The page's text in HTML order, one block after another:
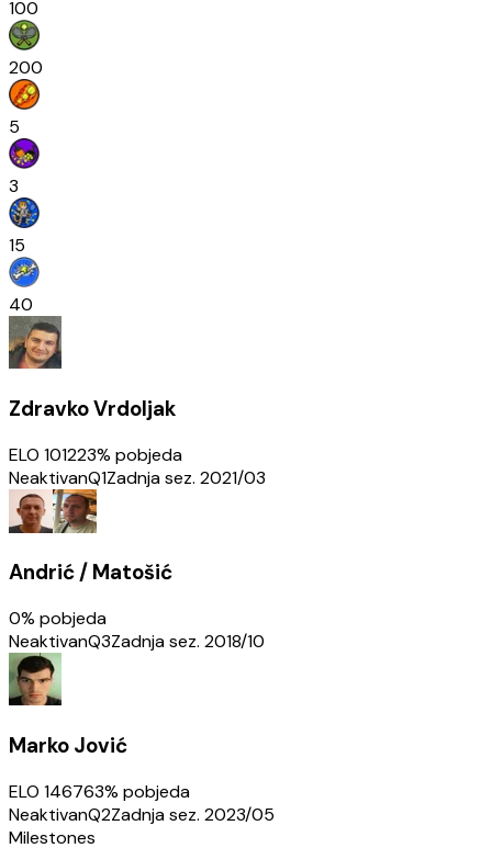
100
200
5
3
15
40
Zdravko Vrdoljak
ELO 101223% pobjeda
NeaktivanQ1Zadnja sez. 2021/03
Andrić / Matošić
0% pobjeda
NeaktivanQ3Zadnja sez. 2018/10
Marko Jović
ELO 146763% pobjeda
NeaktivanQ2Zadnja sez. 2023/05
Milestones